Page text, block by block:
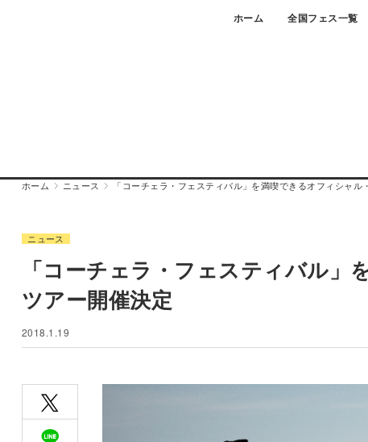
ホーム 全国フェス一覧
ホーム ニュース 「コーチェラ・フェスティバル」を満喫できるオフィシャ
ニュース
「コーチェラ・フェスティバル」
ツアー開催決定
2018.1.19